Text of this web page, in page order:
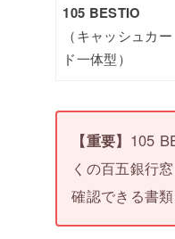
105 BESTIO
（キャッシュカー
ド一体型）
【重要】 105
くの百五銀行
確認できる書